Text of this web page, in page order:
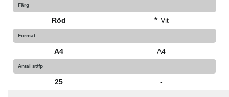
Färg
Röd * Vit
Format
A4 A4
Antal st/fp
25 -